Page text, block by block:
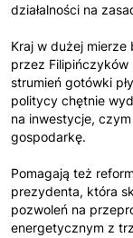
działalności na
Kraj w dużej mierze
przez Filipińczyków
strumień gotówki
politycy chętnie
na inwestycje, czym
gospodarkę.
Pomagają też
prezydenta, która
pozwoleń na
energetycznym z